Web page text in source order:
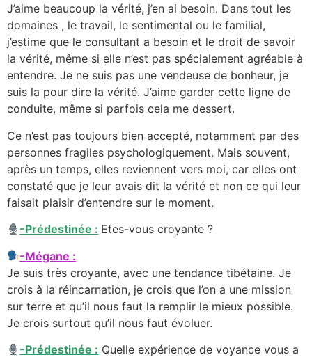
J’aime beaucoup la vérité, j’en ai besoin. Dans tout les
domaines , le travail, le sentimental ou le familial,
j’estime que le consultant a besoin et le droit de savoir
la vérité, même si elle n’est pas spécialement agréable à
entendre. Je ne suis pas une vendeuse de bonheur, je
suis la pour dire la vérité. J’aime garder cette ligne de
conduite, même si parfois cela me dessert.
Ce n’est pas toujours bien accepté, notamment par des
personnes fragiles psychologiquement. Mais souvent,
après un temps, elles reviennent vers moi, car elles ont
constaté que je leur avais dit la vérité et non ce qui leur
faisait plaisir d’entendre sur le moment.
-Prédestinée : Etes-vous croyante ?
-Mégane :
Je suis très croyante, avec une tendance tibétaine. Je
crois à la réincarnation, je crois que l’on a une mission
sur terre et qu’il nous faut la remplir le mieux possible.
Je crois surtout qu’il nous faut évoluer.
-Prédestinée : Quelle expérience de voyance vous a